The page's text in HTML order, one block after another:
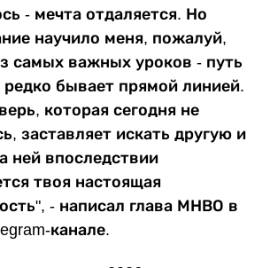
- мечта отдаляется. Но
научило меня, пожалуй,
самых важных уроков - путь
редко бывает прямой линией.
которая сегодня не
заставляет искать другую и
ней впоследствии
твоя настоящая
- написал глава МНВО в
канале.